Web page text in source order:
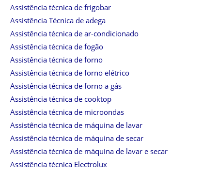
Assistência técnica de frigobar
Assistência Técnica de adega
Assistência técnica de ar-condicionado
Assistência técnica de fogão
Assistência técnica de forno
Assistência técnica de forno elétrico
Assistência técnica de forno a gás
Assistência técnica de cooktop
Assistência técnica de microondas
Assistência técnica de máquina de lavar
Assistência técnica de máquina de secar
Assistência técnica de máquina de lavar e secar
Assistência técnica Electrolux